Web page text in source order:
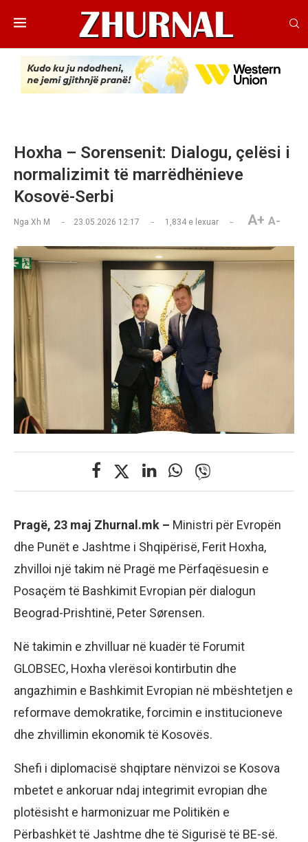
Hoxha – Sorensenit: Dialogu, çelësi i
normalizimit të marrëdhënieve
Kosovë-Serbi
Nga Xh M 23.05.2026 12:17 1,834 e lexuar A+ A-
Pragë, 23 maj Zhurnal.mk – Ministri për Evropën
dhe Punët e Jashtme i Shqipërisë, Ferit Hoxha,
zhvilloi një takim në Pragë me Përfaqësuesin e
Posaçëm të Bashkimit Evropian për dialogun
Beograd-Prishtinë, Peter Sørensen.
Në takimin e zhvilluar në kuadër të Forumit
GLOBSEC, Hoxha vlerësoi kontirbutin dhe
angazhimin e Bashkimit Evropian në mbështetjen e
reformave demokratike, forcimin e institucioneve
dhe zhvillimin ekonomik të Kosovës.
Shefi i diplomacisë shqiptare nënvizoi se Kosova
mbetet e ankoruar ndaj integrimit evropian dhe
plotësisht e harmonizuar me Politikën e
Përbashkët të Jashtme dhe të Sigurisë të BE-së.